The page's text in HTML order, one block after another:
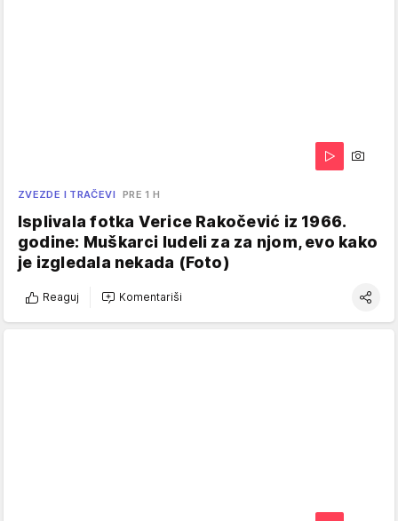
ZVEZDE I TRAČEVI PRE 1 H
Isplivala fotka Verice Rakočević iz 1966.
godine: Muškarci ludeli za za njom, evo kako
je izgledala nekada (Foto)
Reaguj Komentariši